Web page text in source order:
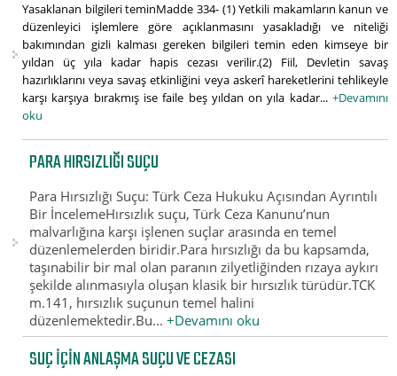
Yasaklanan bilgileri teminMadde 334- (1) Yetkili makamların kanun ve
düzenleyici işlemlere göre açıklanmasını yasakladığı ve niteliği
bakımından gizli kalması gereken bilgileri temin eden kimseye bir
yıldan üç yıla kadar hapis cezası verilir.(2) Fiil, Devletin savaş
hazırlıklarını veya savaş etkinliğini veya askerî hareketlerini tehlikeyle
karşı karşıya bırakmış ise faile beş yıldan on yıla kadar... +Devamını
oku
PARA HIRSIZLIĞI SUÇU
Para Hırsızlığı Suçu: Türk Ceza Hukuku Açısından Ayrıntılı
Bir İncelemeHırsızlık suçu, Türk Ceza Kanunu’nun
malvarlığına karşı işlenen suçlar arasında en temel
düzenlemelerden biridir.Para hırsızlığı da bu kapsamda,
taşınabilir bir mal olan paranın zilyetliğinden rızaya aykırı
şekilde alınmasıyla oluşan klasik bir hırsızlık türüdür.TCK
m.141, hırsızlık suçunun temel halini
düzenlemektedir.Bu...+Devamını oku
SUÇ IÇIN ANLAŞMA SUÇU VE CEZASI